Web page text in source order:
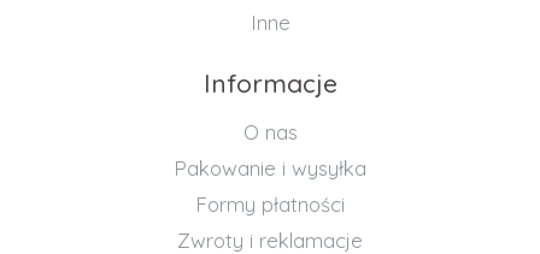
Inne
Informacje
O nas
Pakowanie i wysyłka
Formy płatności
Zwroty i reklamacje